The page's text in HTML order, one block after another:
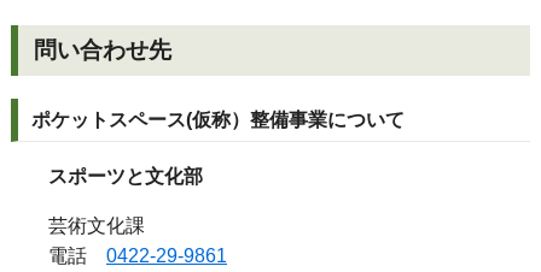
問い合わせ先
ポケットスペース(仮称）整備事業について
スポーツと文化部
芸術文化課
電話 0422-29-9861